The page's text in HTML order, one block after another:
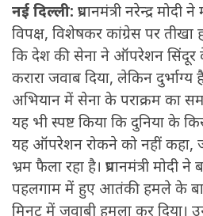
नई दिल्ली: प्रधानमंत्री नरेन्द्र
विपक्ष, विशेषकर कांग्रेस पर तीखा
कि देश की सेना ने ऑपरेशन सिंदूर
करारा जवाब दिया, लेकिन
अभियान में सेना के पराक्रम का
यह भी स्पष्ट किया कि दुनिया के
यह ऑपरेशन रोकने को नहीं कहा,
भ्रम फैला रहा है। प्रधानमंत्री मोदी
पहलगाम में हुए आतंकी हमले के
मिनट में जवाबी हमला कर दिया।